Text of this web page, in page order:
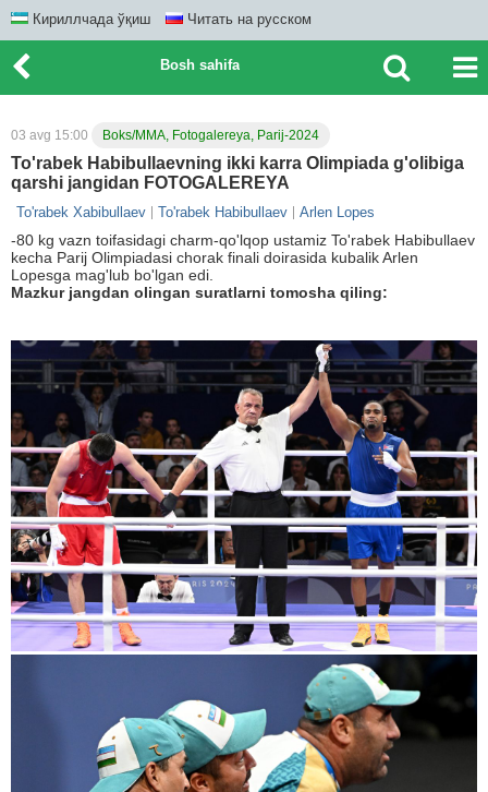
Кириллчада ўқиш Читать на русском
Bosh sahifa
03 avg 15:00 Boks/MMA, Fotogalereya, Parij-2024
To'rabek Habibullaevning ikki karra Olimpiada g'olibiga
qarshi jangidan FOTOGALEREYA
To'rabek Xabibullaev To'rabek Habibullaev Arlen Lopes
-80 kg vazn toifasidagi charm-qo'lqop ustamiz To'rabek Habibullaev
kecha Parij Olimpiadasi chorak finali doirasida kubalik Arlen
Lopesga mag'lub bo'lgan edi.
Mazkur jangdan olingan suratlarni tomosha qiling: